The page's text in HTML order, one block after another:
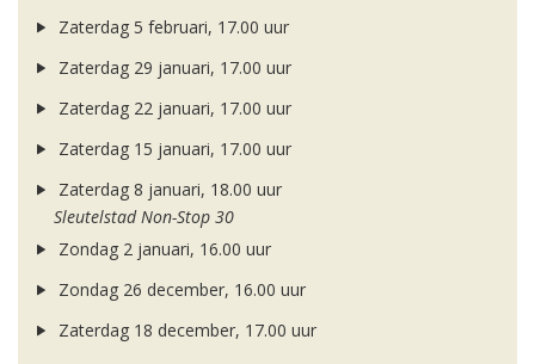
Zaterdag 5 februari, 17.00 uur
Zaterdag 29 januari, 17.00 uur
Zaterdag 22 januari, 17.00 uur
Zaterdag 15 januari, 17.00 uur
Zaterdag 8 januari, 18.00 uur
Sleutelstad Non-Stop 30
Zondag 2 januari, 16.00 uur
Zondag 26 december, 16.00 uur
Zaterdag 18 december, 17.00 uur